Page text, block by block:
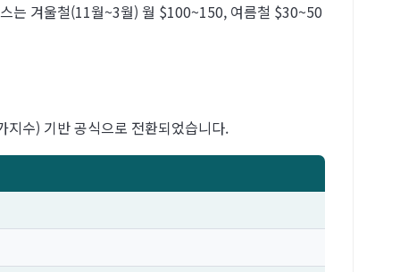
는 겨울철(11월~3월) 월 $100~150, 여름철 $30~50
수) 기반 공식으로 전환되었습니다.